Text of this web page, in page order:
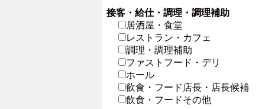
接客・給仕・調理・調理補助
居酒屋・食堂
レストラン・カフェ
調理・調理補助
ファストフード・デリ
ホール
飲食・フード店長・店長候補
飲食・フードその他